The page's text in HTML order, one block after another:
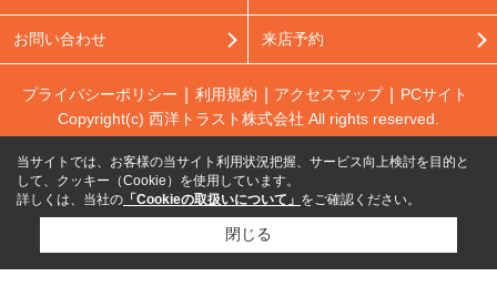
お問い合わせ 来店予約
プライバシーポリシー 利用規約 アクセスマップ
PCサイト
Copyright(c) 西洋トラスト株式会社 All rights reserved.
当サイトでは、お客様の当サイト利用状況把握、サービス向上検討を目的と
して、クッキー（Cookie）を使用しています。
詳しくは、当社の 「Cookieの取扱いについて」 をご確認ください。
閉じる